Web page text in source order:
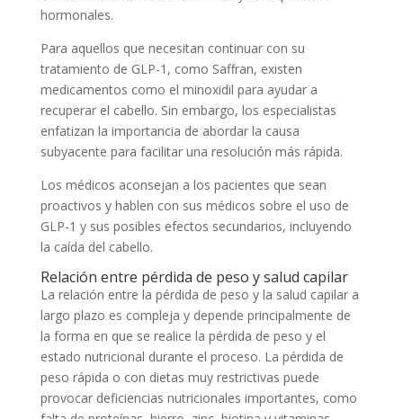
hormonales.
Para aquellos que necesitan continuar con su
tratamiento de GLP-1, como Saffran, existen
medicamentos como el minoxidil para ayudar a
recuperar el cabello. Sin embargo, los especialistas
enfatizan la importancia de abordar la causa
subyacente para facilitar una resolución más rápida.
Los médicos aconsejan a los pacientes que sean
proactivos y hablen con sus médicos sobre el uso de
GLP-1 y sus posibles efectos secundarios, incluyendo
la caída del cabello.
Relación entre pérdida de peso y salud capilar
La relación entre la pérdida de peso y la salud capilar a
largo plazo es compleja y depende principalmente de
la forma en que se realice la pérdida de peso y el
estado nutricional durante el proceso. La pérdida de
peso rápida o con dietas muy restrictivas puede
provocar deficiencias nutricionales importantes, como